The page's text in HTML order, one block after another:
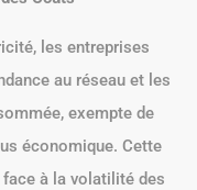
les entreprises
au réseau et les
exempte de
économique. Cette
face à la volatilité des